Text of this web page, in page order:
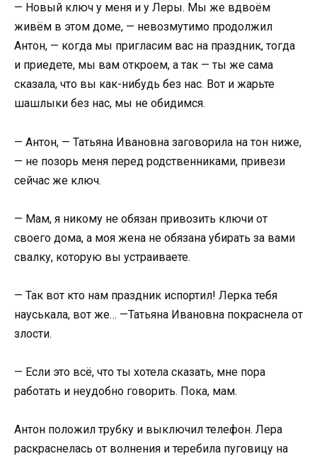
— Новый ключ у меня и у Леры. Мы же вдвоём
живём в этом доме, — невозмутимо продолжил
Антон, — когда мы пригласим вас на праздник, тогда
и приедете, мы вам откроем, а так — ты же сама
сказала, что вы как-нибудь без нас. Вот и жарьте
шашлыки без нас, мы не обидимся.
— Антон, — Татьяна Ивановна заговорила на тон ниже,
— не позорь меня перед родственниками, привези
сейчас же ключ.
— Мам, я никому не обязан привозить ключи от
своего дома, а моя жена не обязана убирать за вами
свалку, которую вы устраиваете.
— Так вот кто нам праздник испортил! Лерка тебя
науськала, вот же… —Татьяна Ивановна покраснела от
злости.
— Если это всё, что ты хотела сказать, мне пора
работать и неудобно говорить. Пока, мам.
Антон положил трубку и выключил телефон. Лера
раскраснелась от волнения и теребила пуговицу на